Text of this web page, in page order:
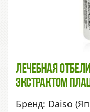
Лечебная
Экстрактом
Бренд: Daiso